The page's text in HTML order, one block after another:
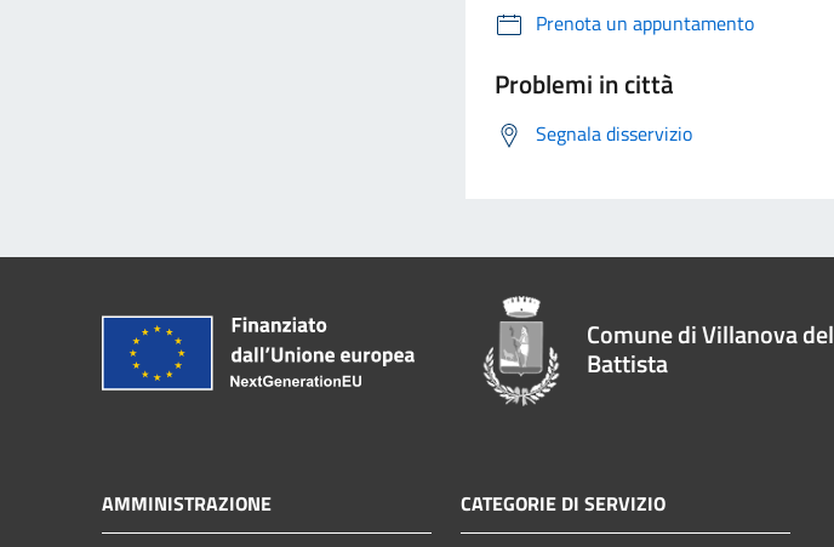
Prenota un appuntamento
Problemi in città
Segnala disservizio
Comune di Villanova del
Battista
AMMINISTRAZIONE CATEGORIE DI SERVIZIO